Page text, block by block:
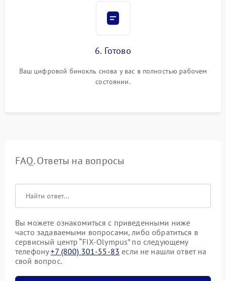
6. Готово
Ваш цифровой бинокль снова у вас в полностью рабочем
состоянии.
FAQ. Ответы на вопросы
Вы можете ознакомиться с приведенными ниже
часто задаваемыми вопросами, либо обратиться в
сервисный центр “FIX-Olympus” по следующему
телефону+7 (800) 301-55-83 если не нашли ответ на
свой вопрос.